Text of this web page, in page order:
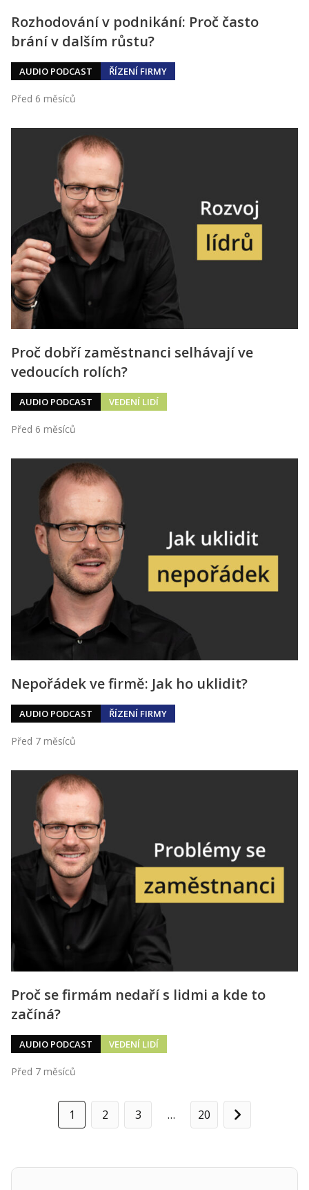
Rozhodování v podnikání: Proč často
brání v dalším růstu?
AUDIO PODCAST ŘÍZENÍ FIRMY
Před 6 měsíců
Proč dobří zaměstnanci selhávají ve
vedoucích rolích?
AUDIO PODCAST VEDENÍ LIDÍ
Před 6 měsíců
Nepořádek ve firmě: Jak ho uklidit?
AUDIO PODCAST ŘÍZENÍ FIRMY
Před 7 měsíců
Proč se firmám nedaří s lidmi a kde to
začíná?
AUDIO PODCAST VEDENÍ LIDÍ
Před 7 měsíců
1 2 3 … 20
Další